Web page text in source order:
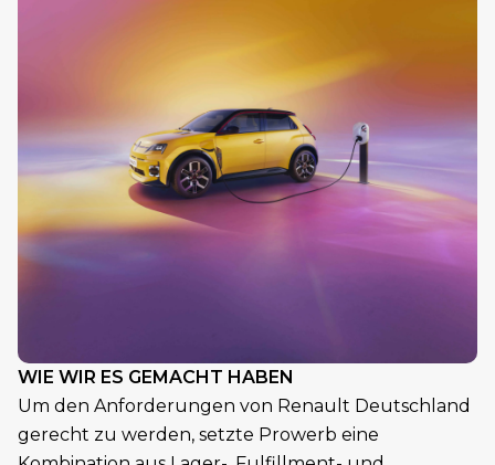
WIE WIR ES GEMACHT HABEN
Um den Anforderungen von Renault Deutschland
gerecht zu werden, setzte Prowerb eine